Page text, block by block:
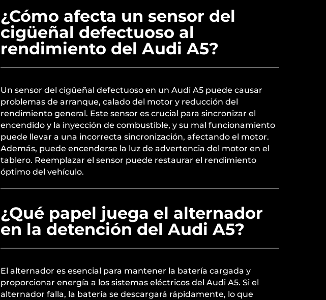
¿Cómo afecta un sensor del
cigüeñal defectuoso al
rendimiento del Audi A5?
Un sensor del cigüeñal defectuoso en un Audi A5 puede causar
problemas de arranque, calado del motor y reducción del
rendimiento general. Este sensor es crucial para sincronizar el
encendido y la inyección de combustible, y su mal funcionamiento
puede llevar a una incorrecta sincronización, afectando el motor.
Además, puede encenderse la luz de advertencia del motor en el
tablero. Reemplazar el sensor puede restaurar el rendimiento
óptimo del vehículo.
¿Qué papel juega el alternador
en la detención del Audi A5?
El alternador es esencial para mantener la batería cargada y
proporcionar energía a los sistemas eléctricos del Audi A5. Si el
alternador falla, la batería se descargará rápidamente, lo que